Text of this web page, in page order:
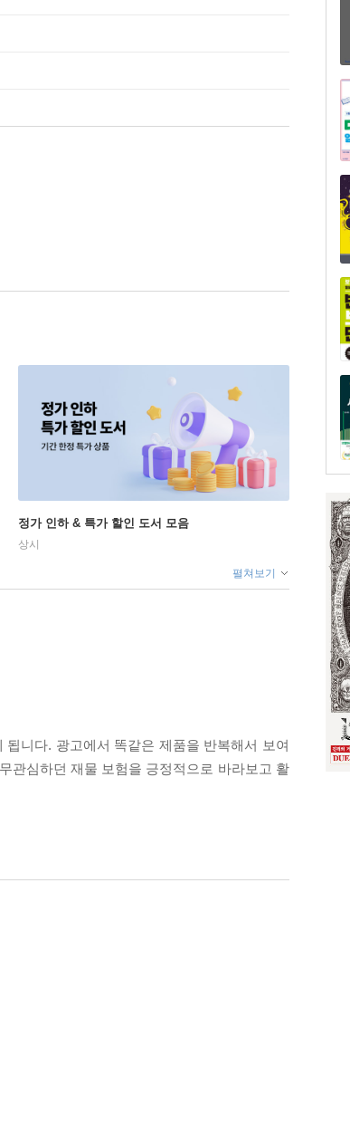
정가 인하 & 특가 할인 도서 모음
상시
펼쳐보기
니다. 광고에서 똑같은 제품을 반복해서 보여
관심하던 재물 보험을 긍정적으로 바라보고 활